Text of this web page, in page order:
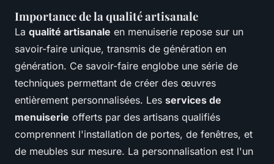
Importance de la qualité artisanale
La qualité artisanale en menuiserie repose sur un
savoir-faire unique, transmis de génération en
génération. Ce savoir-faire englobe une série de
techniques permettant de créer des œuvres
entièrement personnalisées. Les services de
menuiserie offerts par des artisans qualifiés
comprennent l'installation de portes, de fenêtres, et
de meubles sur mesure. La personnalisation est l'un